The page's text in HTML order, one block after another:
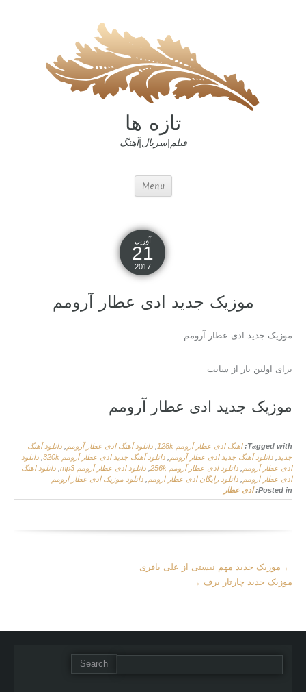
تازه ها
فیلم|سریال|آهنگ
Menu
آوریل
21
2017
موزیک جدید ادی عطار آرومم
موزیک جدید ادی عطار آرومم
برای اولین بار از سایت
موزیک جدید ادی عطار آرومم
Tagged with: اهنگ ادی عطار آرومم 128k دانلود آهنگ ادی عطار آرومم
دانلود آهنگ
جدید
دانلود آهنگ جدید ادی عطار آرومم دانلود آهنگ جدید ادی عطار آرومم 320k
دانلود
ادی عطار آرومم
دانلود ادی عطار آرومم 256k دانلود ادی عطار آرومم mp3
دانلود اهنگ
ادی عطار آرومم
دانلود رایگان ادی عطار آرومم
دانلود موزیک ادی عطار آرومم
Posted in: ادی عطار
More
Articles
← موزیک جدید مهم نیستی از علی باقری
موزیک جدید چارتار برف →